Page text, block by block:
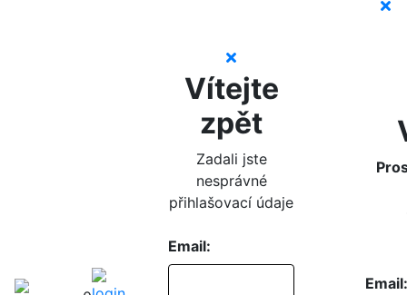
Vítejte
zpět
Zadali jste
nesprávné
přihlašovací údaje
Email:
Email: